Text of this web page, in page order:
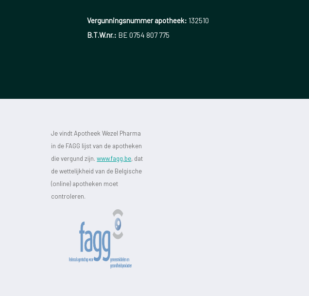
Vergunningsnummer apotheek: 132510
B.T.W.nr.: BE 0754 807 775
Je vindt Apotheek Wezel Pharma
in de FAGG lijst van de apotheken
die vergund zijn.www.fagg.be, dat
de wettelijkheid van de Belgische
(online) apotheken moet
controleren.